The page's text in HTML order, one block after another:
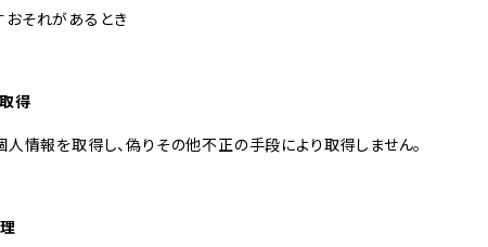
それがあるとき
得
人情報を取得し、偽りその他不正の手段により取得しません。